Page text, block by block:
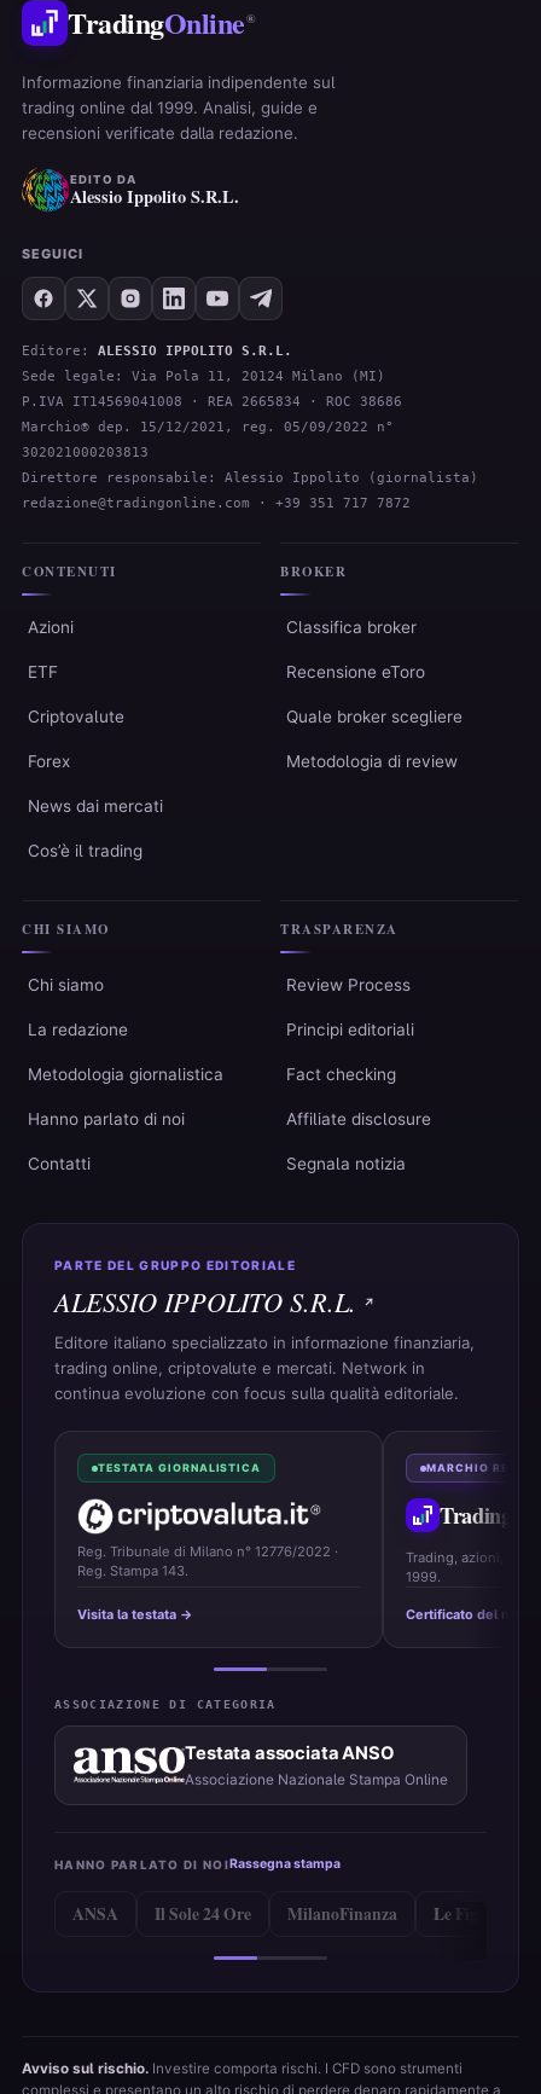
TradingOnline®
Informazione finanziaria indipendente sul
trading online dal 1999. Analisi, guide e
recensioni verificate dalla redazione.
EDITO DA
Alessio Ippolito S.R.L.
SEGUICI
Editore: ALESSIO IPPOLITO S.R.L.
Sede legale: Via Pola 11, 20124 Milano (MI)
P.IVA IT14569041008 · REA 2665834 · ROC 38686
Marchio® dep. 15/12/2021, reg. 05/09/2022 n°
302021000203813
Direttore responsabile: Alessio Ippolito (giornalista)
redazione@tradingonline.com · +39 351 717 7872
CONTENUTI
Azioni
ETF
Criptovalute
Forex
News dai mercati
Cos’è il trading
BROKER
Classifica broker
Recensione eToro
Quale broker scegliere
Metodologia di review
CHI SIAMO
Chi siamo
La redazione
Metodologia giornalistica
Hanno parlato di noi
Contatti
TRASPARENZA
Review Process
Principi editoriali
Fact checking
Affiliate disclosure
Segnala notizia
PARTE DEL GRUPPO EDITORIALE
ALESSIO IPPOLITO S.R.L.
Editore italiano specializzato in informazione finanziaria,
trading online, criptovalute e mercati. Network in
continua evoluzione con focus sulla qualità editoriale.
TESTATA GIORNALISTICA
Reg. Tribunale di Milano n° 12776/2022 ·
Reg. Stampa 143.
Visita la testata →
MARCHIO
Trading
Trading, azioni, ETF
1999.
Certificato del
ASSOCIAZIONE DI CATEGORIA
Testata associata ANSO
Associazione Nazionale Stampa Online
HANNO PARLATO DI NOIRassegna stampa
ANSA Il Sole 24 Ore MilanoFinanza Le Figaro
Avviso sul rischio. Investire comporta rischi. I CFD sono strumenti
complessi e presentano un alto rischio di perdere denaro rapidamente a